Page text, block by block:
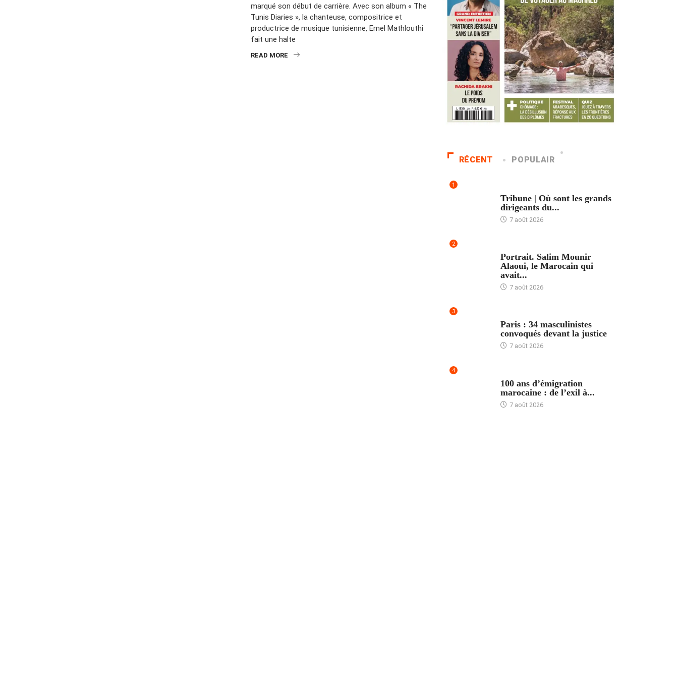
marqué son début de carrière. Avec son album « The
Tunis Diaries », la chanteuse, compositrice et
productrice de musique tunisienne, Emel Mathlouthi
fait une halte
READ MORE
RÉCENT POPULAIR
1
Tribune | Où sont les grands
dirigeants du...
7 août 2026
2
Portrait. Salim Mounir
Alaoui, le Marocain qui
avait...
7 août 2026
3
Paris : 34 masculinistes
convoqués devant la justice
7 août 2026
4
100 ans d’émigration
marocaine : de l’exil à...
7 août 2026